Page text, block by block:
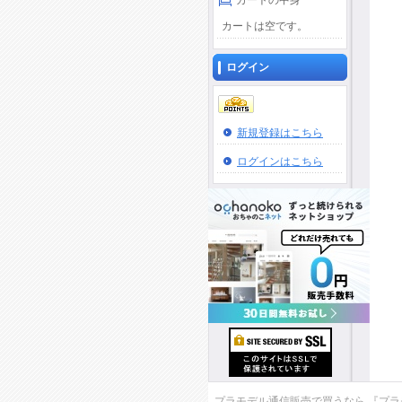
カートは空です。
ログイン
新規登録はこちら
ログインはこちら